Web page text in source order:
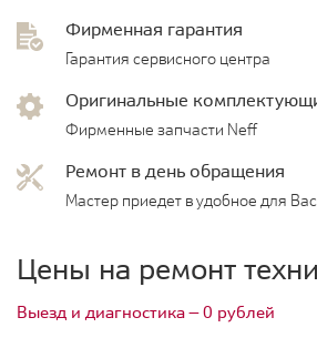
Фирменная гарантия
Гарантия сервисного центра
Оригинальные
Фирменные запчасти Neff
Ремонт в день обращения
Мастер приедет в удобное для
Цены на ремонт
Выезд и диагностика — 0 рублей